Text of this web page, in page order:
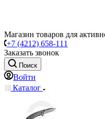
Магазин товаров для
+7 (4212) 658-111
Заказать звонок
Поиск
Войти
Каталог